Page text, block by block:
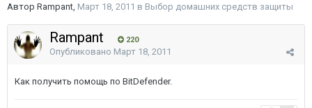
Автор Rampant, Март 18, 2011 в Выбор домашних средств защиты
Rampant 220
Опубликовано Март 18, 2011
Как получить помощь по BitDefender.